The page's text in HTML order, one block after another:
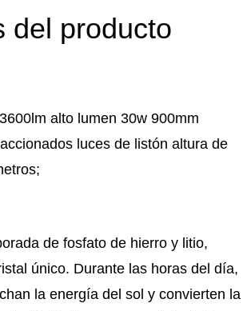
del producto
alto lumen 30w 900mm
luces de listón altura de
de fosfato de hierro y litio,
único. Durante las horas del día,
la energía del sol y convierten la